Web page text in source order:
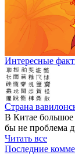
Интересные
Страна
В Китае большое
бы не проблема
Читать все
Последние